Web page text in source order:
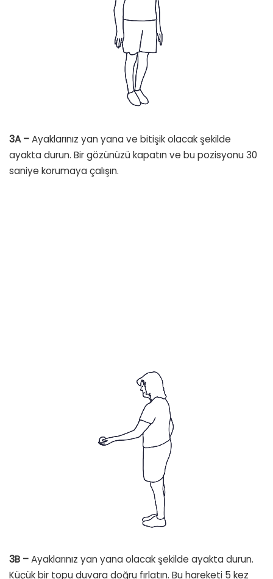
3A –Ayaklarınız yan yana ve bitişik olacak şekilde
ayakta durun. Bir gözünüzü kapatın ve bu pozisyonu 30
saniye korumaya çalışın.
3B –Ayaklarınız yan yana olacak şekilde ayakta durun.
Küçük bir topu duvara doğru fırlatın. Bu hareketi 5 kez